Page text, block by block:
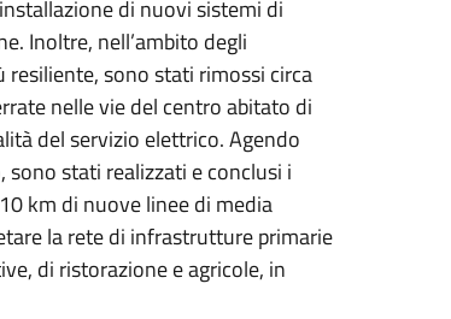
di nuovi sistemi di
Inoltre, nell’ambito degli
sono stati rimossi circa
nelle vie del centro abitato di
del servizio elettrico. Agendo
stati realizzati e conclusi i
km di nuove linee di media
la rete di infrastrutture primarie
di ristorazione e agricole, in